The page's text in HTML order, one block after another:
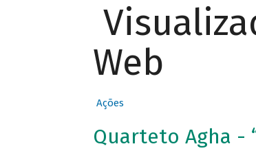
Web
Ações
Quarteto Agha -